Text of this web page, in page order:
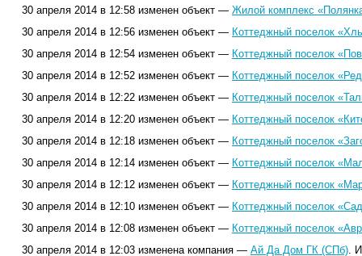
30 апреля 2014 в 12:58 изменен объект — Жилой комплекс
30 апреля 2014 в 12:56 изменен объект — Коттеджный поселок
30 апреля 2014 в 12:54 изменен объект — Коттеджный поселок
30 апреля 2014 в 12:52 изменен объект — Коттеджный поселок
30 апреля 2014 в 12:22 изменен объект — Коттеджный поселок
30 апреля 2014 в 12:20 изменен объект — Коттеджный поселок
30 апреля 2014 в 12:18 изменен объект — Коттеджный поселок
30 апреля 2014 в 12:14 изменен объект — Коттеджный поселок
30 апреля 2014 в 12:12 изменен объект — Коттеджный поселок
30 апреля 2014 в 12:10 изменен объект — Коттеджный поселок
30 апреля 2014 в 12:08 изменен объект — Коттеджный поселок
30 апреля 2014 в 12:03 изменена компания — Ай Да Дом ГК (СПб).